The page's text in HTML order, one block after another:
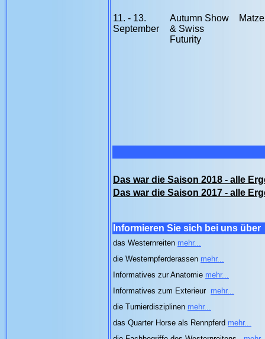
11. - 13.
September
Autumn Show
& Swiss
Futurity
Das war die Saison 2018 - alle
Das war die Saison 2017 - alle
Informieren Sie sich bei uns über
das Westernreiten mehr...
die Westernpferderassen mehr...
Informatives zur Anatomie mehr...
Informatives zum Exterieur mehr...
die Turnierdisziplinen mehr...
das Quarter Horse als Rennpferd mehr...